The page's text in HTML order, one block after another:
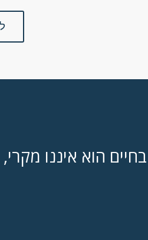
הוא איננו